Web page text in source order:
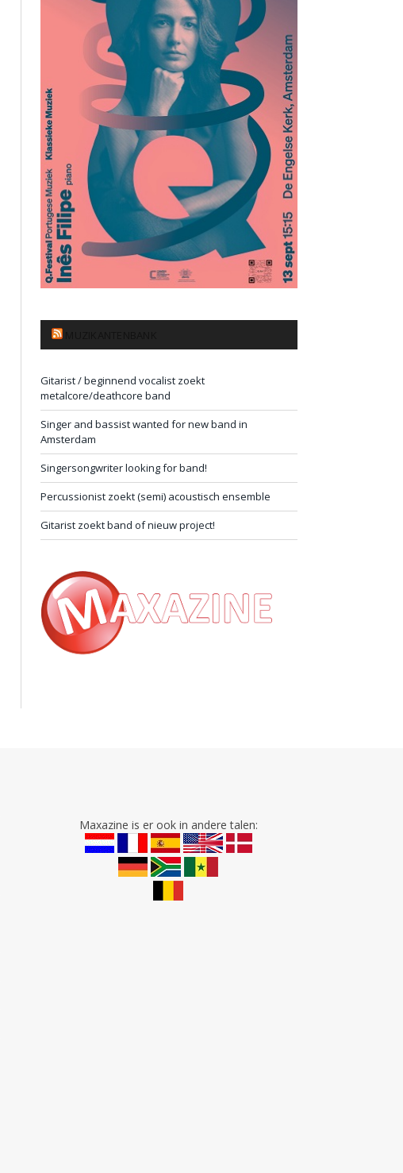
Gitarist / beginnend vocalist zoekt
metalcore/deathcore band
Singer and bassist wanted for new band in
Amsterdam
Singersongwriter looking for band!
Percussionist zoekt (semi) acoustisch ensemble
Gitarist zoekt band of nieuw project!
Maxazine is er ook in andere talen: